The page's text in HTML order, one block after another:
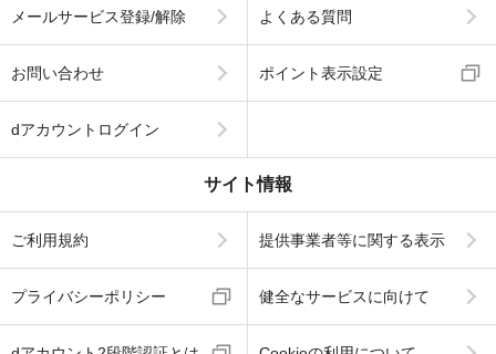
メールサービス登録/解除 よくある質問
お問い合わせ ポイント表示設定
dアカウントログイン
サイト情報
ご利用規約 提供事業者等に関する表示
プライバシーポリシー 健全なサービスに向けて